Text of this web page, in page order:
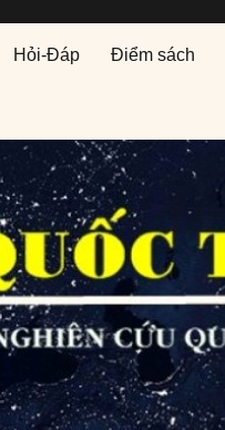
Hỏi-Đáp Điểm sách